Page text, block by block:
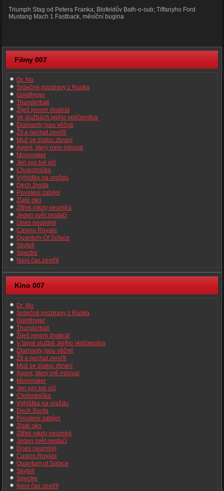
Triumph Stag od Petera Franka; Blofeldův Bath-o-sub; Tiffanyho Ford
Mustang Mach 1 Fastback, měsíční bugina
Filmy 007
Dr. No
Srdečné pozdravy z Ruska
Goldfinger
Thunderball
Žiješ jenom dvakrát
Ve službách jejího veličenstva
Diamanty jsou věčné
Žít a nechat zemřít
Muž se zlatou zbraní
Agent, který mne miloval
Moonraker
Jen pro tvé oči
Chobotnička
Vyhlídka na vraždu
Dech života
Povolení zabíjet
Zlaté oko
Zítřek nikdy neumírá
Jeden svět nestačí
Dnes neumírej
Casino Royale
Quantum Of Solace
Skyfall
Spectre
Není čas zemřít
Kino 007
Dr. No
Srdečné pozdravy z Ruska
Goldfinger
Thunderball
Žiješ jenom dvakrát
V tajné službě Jejího Veličenstva
Diamanty jsou věčné
Žít a nechat zemřít
Muž se zlatou zbraní
Agent, který mě miloval
Moonraker
Jen pro tvé oči
Chobotnička
Vyhlídka na vraždu
Dech života
Povolení zabíjet
Zlaté oko
Zítřek nikdy neumírá
Jeden svět nestačí
Dnes neumírej
Casino Royale
Quantum of Solace
Skyfall
Spectre
Není čas zemřít